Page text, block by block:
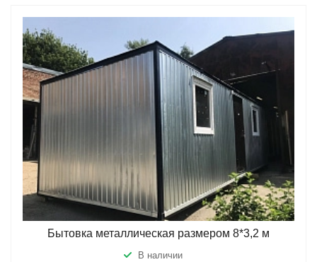
Бытовка металлическая размером 8*3,2 м
В наличии